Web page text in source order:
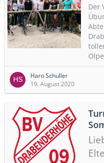
Der
Haro Schuller
19. August 2020